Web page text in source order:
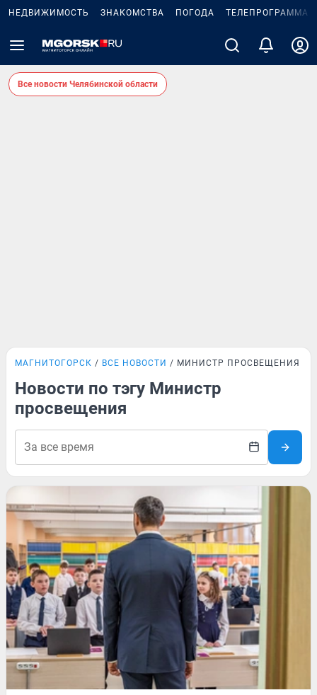
НЕДВИЖИМОСТЬ ЗНАКОМСТВА ПОГОДА ТЕЛЕПРОГРАММА
Все новости Челябинской области
МАГНИТОГОРСК ВСЕ НОВОСТИ МИНИСТР ПРОСВЕЩЕНИЯ
Новости по тэгу Министр
просвещения